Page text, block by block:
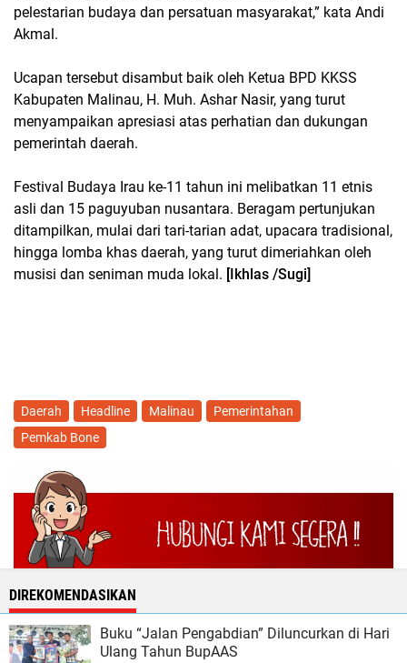
pelestarian budaya dan persatuan masyarakat,” kata Andi
Akmal.
Ucapan tersebut disambut baik oleh Ketua BPD KKSS
Kabupaten Malinau, H. Muh. Ashar Nasir, yang turut
menyampaikan apresiasi atas perhatian dan dukungan
pemerintah daerah.
Festival Budaya Irau ke-11 tahun ini melibatkan 11 etnis
asli dan 15 paguyuban nusantara. Beragam pertunjukan
ditampilkan, mulai dari tari-tarian adat, upacara tradisional,
hingga lomba khas daerah, yang turut dimeriahkan oleh
musisi dan seniman muda lokal. [Ikhlas /Sugi]
Daerah Headline Malinau
Pemerintahan
Pemkab Bone
DIREKOMENDASIKAN
Buku “Jalan Pengabdian” Diluncurkan di Hari
Ulang Tahun BupAAS